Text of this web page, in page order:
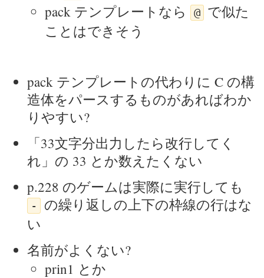
pack テンプレートなら
@ で似た
ことはできそう
pack テンプレートの代わりに C の構
造体をパースするものがあればわか
りやすい?
「33文字分出力したら改行してく
れ」の 33 とか数えたくない
p.228 のゲームは実際に実行しても
-
の繰り返しの上下の枠線の行はな
い
名前がよくない?
prin1 とか